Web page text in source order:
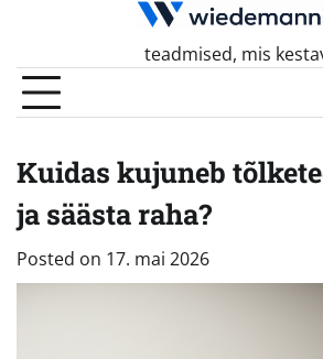
content
teadmised, mis
Kuidas kujuneb
ja säästa raha?
Posted on 17. mai 2026